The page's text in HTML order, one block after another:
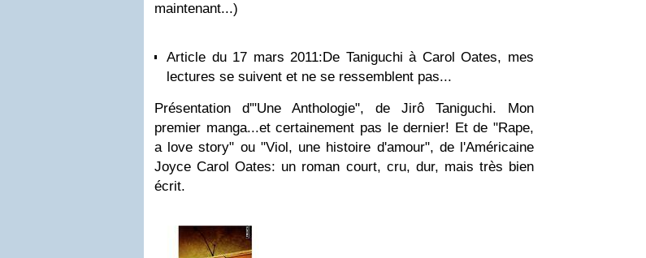
maintenant...)
Article du 17 mars 2011:De Taniguchi à Carol Oates, mes
lectures se suivent et ne se ressemblent pas...
Présentation d'"Une Anthologie", de Jirô Taniguchi. Mon
premier manga...et certainement pas le dernier! Et de "Rape,
a love story" ou "Viol, une histoire d'amour", de l'Américaine
Joyce Carol Oates: un roman court, cru, dur, mais très bien
écrit.